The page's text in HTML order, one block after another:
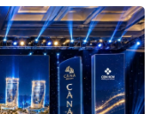
hiện đại, giá gốc tại kho,
giá ưu đãi tốt nhất